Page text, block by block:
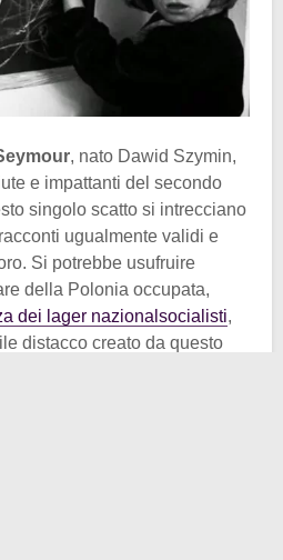
, nato Dawid Szymin,
e impattanti del secondo
singolo scatto si intrecciano
ugualmente validi e
Si potrebbe usufruire
della Polonia occupata,
dei lager nazionalsocialisti,
distacco creato da questo